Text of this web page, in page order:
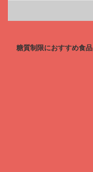
糖質制限におすすめ食品